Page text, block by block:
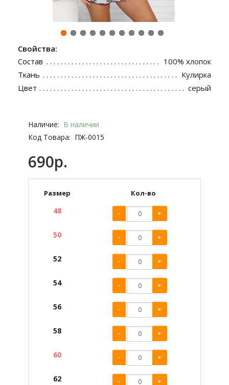
Свойства:
Состав
100% хлопок
Ткань
Кулирка
Цвет
серый
Наличие: В наличии
Код Товара: ПЖ-0015
690р.
Размер Кол-во
48 - +
50 - +
52 - +
54 - +
56 - +
58 - +
60 - +
62 - +